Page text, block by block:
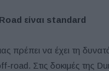
Road είναι standard
πρέπει να έχει τη
road. Στις δοκιμές της